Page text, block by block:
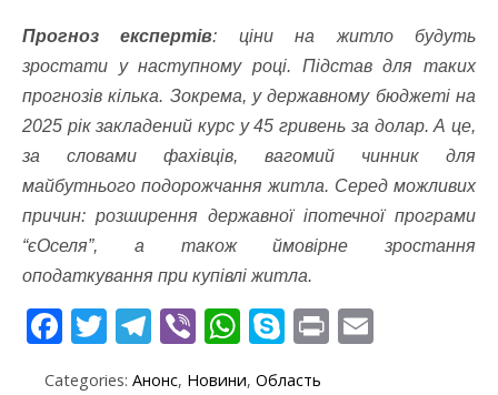
Прогноз експертів: ціни на житло будуть
зростати у наступному році. Підстав для таких
прогнозів кілька. Зокрема, у державному бюджеті на
2025 рік закладений курс у 45 гривень за долар. А це,
за словами фахівців, вагомий чинник для
майбутнього подорожчання житла. Серед можливих
причин: розширення державної іпотечної програми
“єОселя”, а також ймовірне зростання
оподаткування при купівлі житла.
F T T Vi W S Pr
Categories: Анонс, Новини, Область